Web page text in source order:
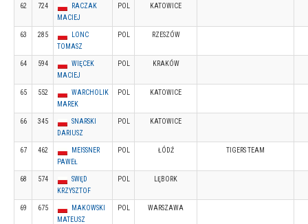
62 724
RACZAK
MACIEJ
POL KATOWICE
63 285
LONC
TOMASZ
POL RZESZÓW
64 594
WIĘCEK
MACIEJ
POL KRAKÓW
65 552
WARCHOLIK
MAREK
POL KATOWICE
66 345
SNARSKI
DARIUSZ
POL KATOWICE
67 462
MEISSNER
PAWEŁ
POL ŁÓDŹ TIGERS TEAM
68 574
SWĘD
KRZYSZTOF
POL LĘBORK
69 675
MAKOWSKI
MATEUSZ
POL WARSZAWA